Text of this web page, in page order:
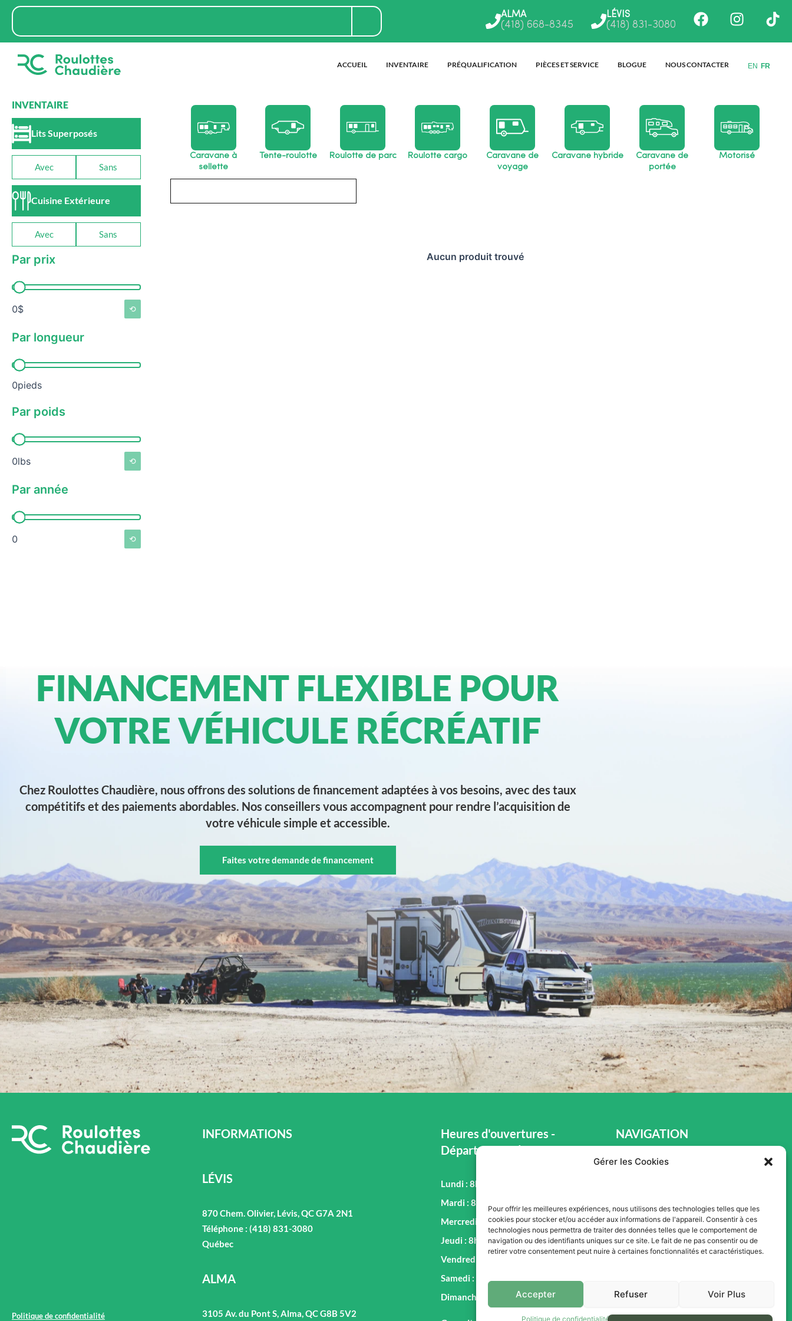
Gérer les Cookies
Pour offrir les meilleures expériences, nous utilisons des technologies telles que les
cookies pour stocker et/ou accéder aux informations de l'appareil. Consentir à ces
technologies nous permettra de traiter des données telles que le comportement de
navigation ou des identifiants uniques sur ce site. Le fait de ne pas consentir ou de
retirer votre consentement peut nuire à certaines fonctionnalités et caractéristiques.
Accepter Refuser Voir Plus
Politique de confidentialité
Aller
contenu
Rechercher ALMA
(418) 668-8345
LÉVIS
(418) 831-3080 Facebook
ACCUEIL INVENTAIRE PRÉQUALIFICATION PIÈCES ET SERVICE BLOGUE NOUS CONTACTER EN FR
INVENTAIRE
Lits Superposés
Avec Sans
Cuisine Extérieure
Avec Sans
Par prix
Par prix
0$ ⟲
Par longueur
Par longueur
0pieds
Par poids
Par poids
0lbs ⟲
Par année
Par année
0 ⟲
Caravane à
sellette
Tente-roulotte Roulotte de parc Roulotte cargo
Caravane de
voyage
Caravane hybride
Caravane de
portée
Motorisé
Aucun produit trouvé
FINANCEMENT FLEXIBLE POUR
VOTRE VÉHICULE RÉCRÉATIF
Chez Roulottes Chaudière, nous offrons des solutions de financement adaptées à vos besoins, avec des taux
compétitifs et des paiements abordables. Nos conseillers vous accompagnent pour rendre l’acquisition de
votre véhicule simple et accessible.
Faites votre demande de financement
Politique de confidentialité
INFORMATIONS
LÉVIS
870 Chem. Olivier, Lévis, QC G7A 2N1
Téléphone : (418) 831-3080
Québec
ALMA
3105 Av. du Pont S, Alma, QC G8B 5V2
Heures d'ouvertures -
Département des Ventes
Lundi : 8h00 - 17h00
Mardi : 8h00 - 17h00
Mercredi : 8h00 - 17h00
Jeudi : 8h00 - 17h00
Vendredi : 8h00 - 17h00
Samedi : 9h00 - 16h00
Dimanche : Fermé
NAVIGATION
Accueil
Inventaire
Promotion
Blogue